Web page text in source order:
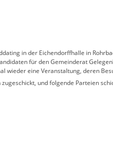
in der Eichendorffhalle in
für den Gemeinderat
wieder eine Veranstaltung, deren
und folgende Parteien